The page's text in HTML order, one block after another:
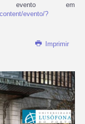
evento em
evento/?
Imprimir